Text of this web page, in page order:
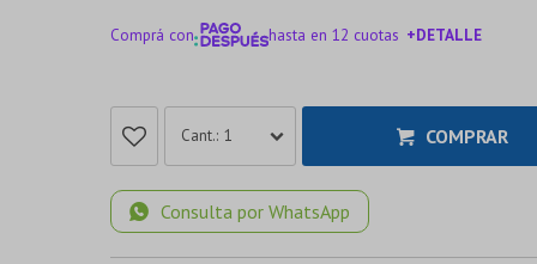
Comprá con hasta en 12 cuotas +DETALLE
1 COMPRAR
Consulta por WhatsApp